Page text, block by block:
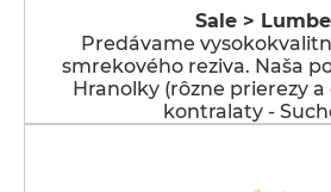
Sale >
Predávame
smrekového reziva. Naša
Hranolky (rôzne prierezy a
kontralaty -